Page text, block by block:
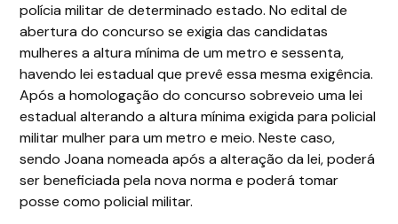
polícia militar de determinado estado. No edital de
abertura do concurso se exigia das candidatas
mulheres a altura mínima de um metro e sessenta,
havendo lei estadual que prevê essa mesma exigência.
Após a homologação do concurso sobreveio uma lei
estadual alterando a altura mínima exigida para policial
militar mulher para um metro e meio. Neste caso,
sendo Joana nomeada após a alteração da lei, poderá
ser beneficiada pela nova norma e poderá tomar
posse como policial militar.